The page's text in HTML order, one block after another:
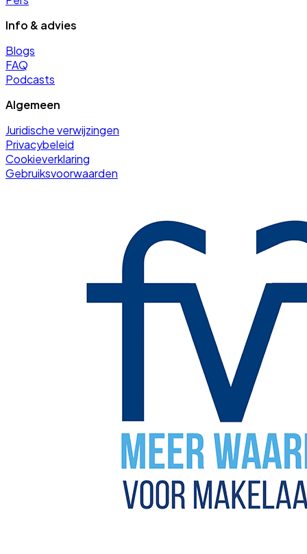
Info & advies
Blogs
FAQ
Podcasts
Algemeen
Juridische verwijzingen
Privacybeleid
Cookieverklaring
Gebruiksvoorwaarden